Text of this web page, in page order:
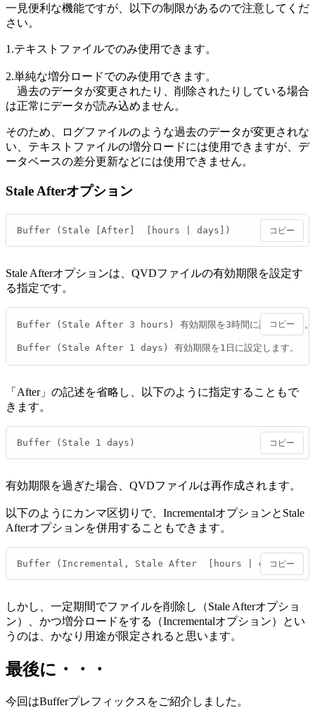
一見便利な機能ですが、以下の制限があるので注意してくだ
さい。
1.テキストファイルでのみ使用できます。
2.単純な増分ロードでのみ使用できます。
過去のデータが変更されたり、削除されたりしている場合
は正常にデータが読み込めません。
そのため、ログファイルのような過去のデータが変更されな
い、テキストファイルの増分ロードには使用できますが、デ
ータベースの差分更新などには使用できません。
Stale Afterオプション
Buffer (Stale [After]  [hours | days]) コピー
Stale Afterオプションは、QVDファイルの有効期限を設定す
る指定です。
Buffer (Stale After 3 hours) 有効期限を3時間に設定します
Buffer (Stale After 1 days) 有効期限を1日に設定します。
コピー
「After」の記述を省略し、以下のように指定することもで
きます。
Buffer (Stale 1 days) コピー
有効期限を過ぎた場合、QVDファイルは再作成されます。
以下のようにカンマ区切りで、IncrementalオプションとStale
Afterオプションを併用することもできます。
Buffer (Incremental, Stale After  [hours | days])
コピー
しかし、一定期間でファイルを削除し（Stale Afterオプショ
ン）、かつ増分ロードをする（Incrementalオプション）とい
うのは、かなり用途が限定されると思います。
最後に・・・
今回はBufferプレフィックスをご紹介しました。